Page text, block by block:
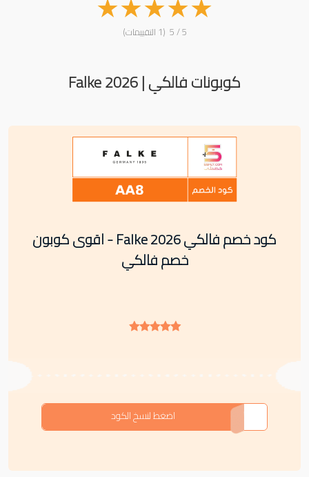
5 / 5 (1 التقييمات)
كوبونات فالكي | Falke 2026
كود خصم فالكي Falke 2026 - اقوى كوبون
خصم فالكي
AA8
اضغط لنسخ الكود